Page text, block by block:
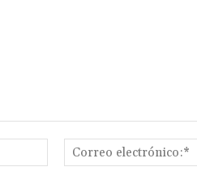
Nombre:*